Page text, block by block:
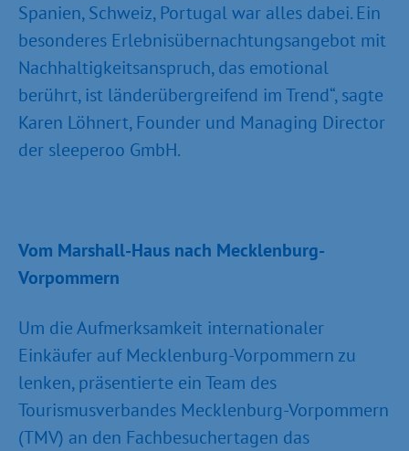
Spanien, Schweiz, Portugal war alles dabei. Ein
besonderes Erlebnisübernachtungsangebot mit
Nachhaltigkeitsanspruch, das emotional
berührt, ist länderübergreifend im Trend“, sagte
Karen Löhnert, Founder und Managing Director
der sleeperoo GmbH.
Vom Marshall-Haus nach Mecklenburg-
Vorpommern
Um die Aufmerksamkeit internationaler
Einkäufer auf Mecklenburg-Vorpommern zu
lenken, präsentierte ein Team des
Tourismusverbandes Mecklenburg-Vorpommern
(TMV) an den Fachbesuchertagen das